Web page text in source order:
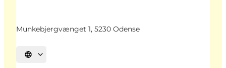
Munkebjergvænget 1, 5230 Odense
Sprache auswählen